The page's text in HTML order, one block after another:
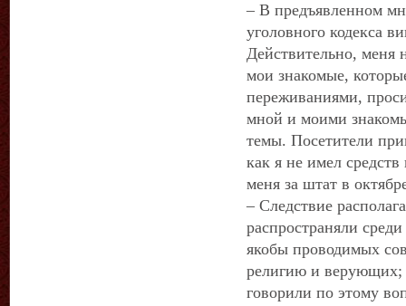
– В предъявленном
уголовного кодекса
Действительно, меня
мои знакомые,
переживаниями,
мной и моими
темы. Посетители
как я не имел
меня за штат в
– Следствие
распространяли
якобы проводимых
религию и верующих;
говорили по этому